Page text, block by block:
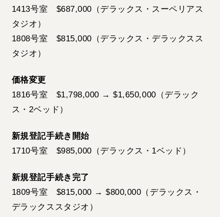
1413号室 $687,000（デラックス・スーペリアス
タジオ）
1808号室 $815,000（デラックス・デラックスス
タジオ）
価格変更
1816号室 $1,798,000 → $1,650,000（デラック
ス・2ベッド）
新規登記手続き開始
1710号室 $985,000（デラックス・1ベッド）
新規登記手続き完了
1809号室 $815,000 → $800,000（デラックス・
デラックススタジオ）